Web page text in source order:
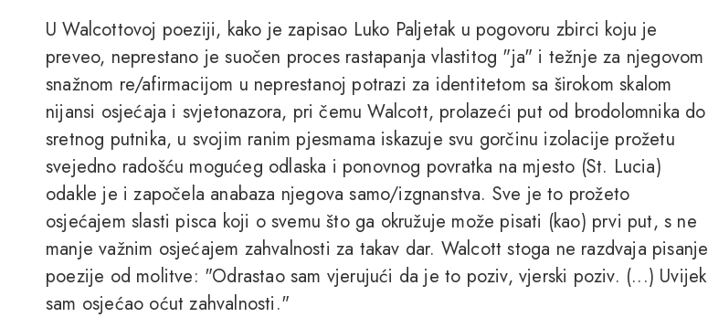
U Walcottovoj poeziji, kako je zapisao Luko Paljetak u pogovoru zbirci koju je
preveo, neprestano je suočen proces rastapanja vlastitog "ja" i težnje za njegovom
snažnom re/afirmacijom u neprestanoj potrazi za identitetom sa širokom skalom
nijansi osjećaja i svjetonazora, pri čemu Walcott, prolazeći put od brodolomnika do
sretnog putnika, u svojim ranim pjesmama iskazuje svu gorčinu izolacije prožetu
svejedno radošću mogućeg odlaska i ponovnog povratka na mjesto (St. Lucia)
odakle je i započela anabaza njegova samo/izgnanstva. Sve je to prožeto
osjećajem slasti pisca koji o svemu što ga okružuje može pisati (kao) prvi put, s ne
manje važnim osjećajem zahvalnosti za takav dar. Walcott stoga ne razdvaja pisanje
poezije od molitve: "Odrastao sam vjerujući da je to poziv, vjerski poziv. (...) Uvijek
sam osjećao oćut zahvalnosti."